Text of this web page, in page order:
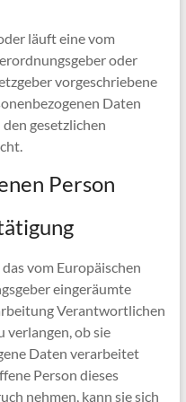
läuft eine vom
oder
vorgeschriebene
Daten
gesetzlichen
Person
vom Europäischen
eingeräumte
Verantwortlichen
verlangen, ob sie
Daten verarbeitet
Person dieses
nehmen, kann sie sich